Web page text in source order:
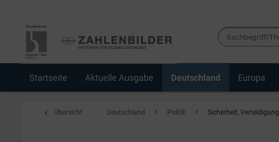
Startseite Aktuelle Ausgabe Deutschland Europa
Übersicht Deutschland Politik Sicherheit, Verteidigung